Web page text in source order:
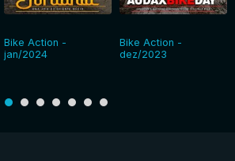
Bike Action -
jan/2024
Bike Action -
dez/2023